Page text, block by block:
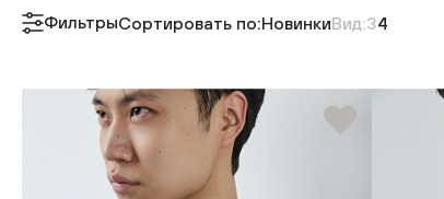
ФильтрыСортировать по:НовинкиВид:34